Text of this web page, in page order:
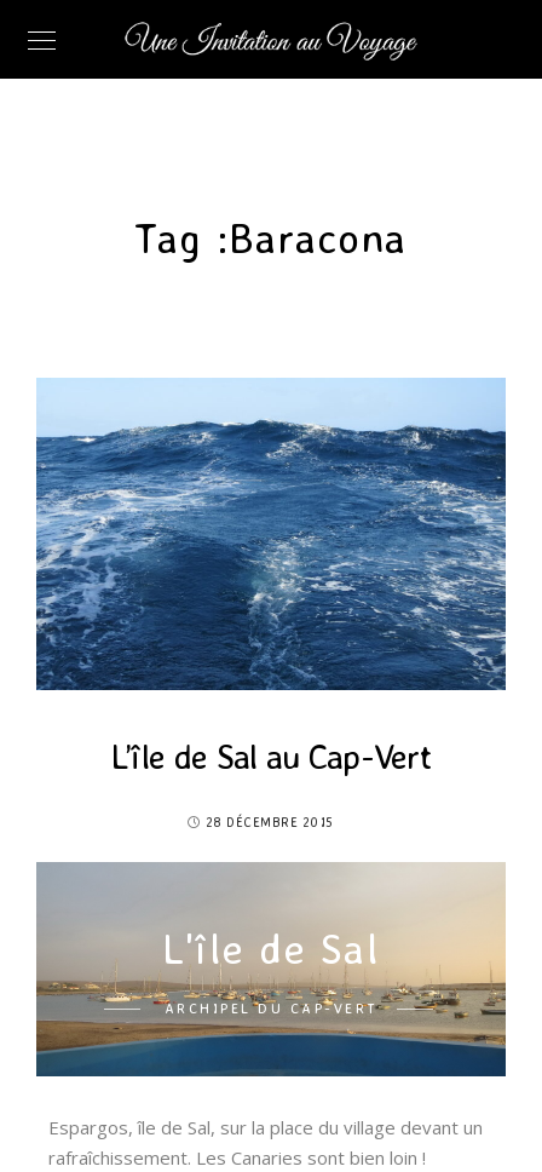
Tag :Baracona
L’île de Sal au Cap-Vert
28 DÉCEMBRE 2015
L'île de Sal
ARCHIPEL DU CAP-VERT
Espargos, île de Sal, sur la place du village devant un
rafraîchissement. Les Canaries sont bien loin !